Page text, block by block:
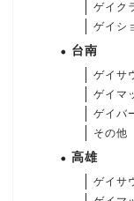
ゲイク
ゲイシ
台南
ゲイサ
ゲイマ
ゲイバ
その他
高雄
ゲイサ